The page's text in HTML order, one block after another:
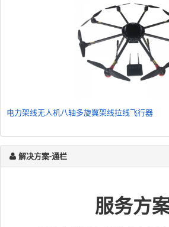
电力架线无人机八轴多旋翼架线拉线飞行器
解决方案-通栏
服务方